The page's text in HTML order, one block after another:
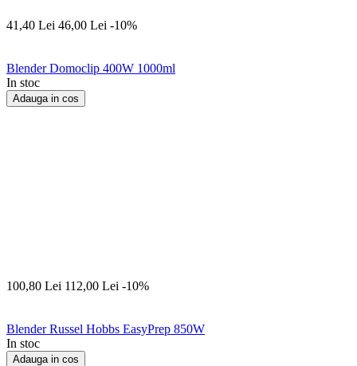
41,40 Lei 46,00 Lei -10%
Blender Domoclip 400W 1000ml
In stoc
Adauga in cos
100,80 Lei 112,00 Lei -10%
Blender Russel Hobbs EasyPrep 850W
In stoc
Adauga in cos